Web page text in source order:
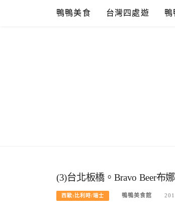
鴨鴨美食 台灣四處遊 鴨
(3)台北板橋。Bravo Beer布
西歐:比利時/瑞士 鴨鴨美食館